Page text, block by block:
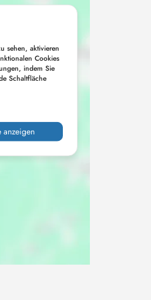
sehen, aktivieren
Cookies
indem Sie
Schaltfläche
anzeigen